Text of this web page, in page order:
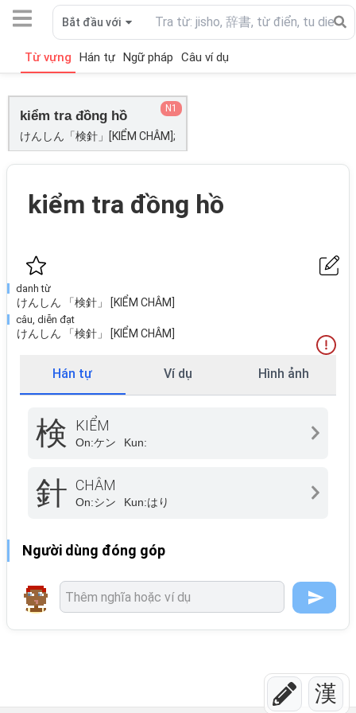
漢
Bắt đầu với
Từ vựng Hán tự Ngữ pháp Câu ví dụ
kiểm tra đồng hồ
けんしん「検針」[KIỂM CHÂM];
N1
kiểm tra đồng hồ
danh từ
けんしん 「検針」 [KIỂM CHÂM]
câu, diễn đạt
けんしん 「検針」 [KIỂM CHÂM]
Hán tự Ví dụ Hình ảnh
検 KIỂM
On:ケン Kun:
針 CHÂM
On:シン Kun:はり
Người dùng đóng góp